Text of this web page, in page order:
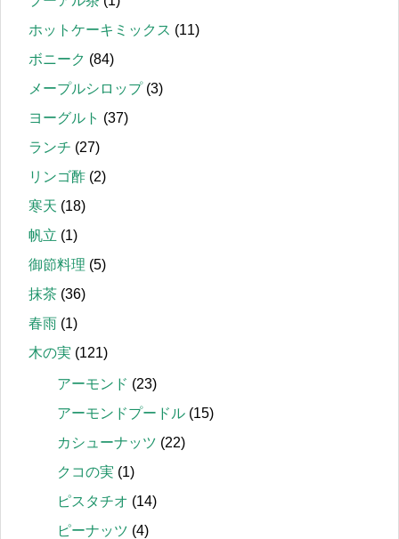
ホットケーキミックス (11)
ボニーク (84)
メープルシロップ(3)
ヨーグルト (37)
ランチ (27)
リンゴ酢 (2)
寒天 (18)
帆立 (1)
御節料理 (5)
抹茶 (36)
春雨 (1)
木の実 (121)
アーモンド (23)
アーモンドプードル (15)
カシューナッツ (22)
クコの実 (1)
ピスタチオ (14)
ピーナッツ (4)